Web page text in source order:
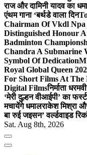
राज और दामिनी यादव का
एंथम गाना ‘बर्थडे वाला दिन
Chairman Of Vkdl Npa
Distinguished Honour
Badminton
Chandra A Submarine
Symbol Of Dedication
Royal Global Queen
For Short Films At The
Digital Filmsनिर्माता
‘मेरी दुल्हन वीआईपी’ का
मचायेंगे धमालराकेश मिश्रा
बा रुई जइसन’ वर्ल्डवाइड
Sat. Aug 8th, 2026